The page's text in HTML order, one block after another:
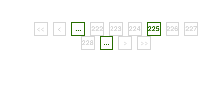
<< < ... 222 223 224 225 226
227
228
... > >>